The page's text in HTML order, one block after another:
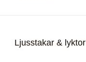
Ljusstakar & lyktor